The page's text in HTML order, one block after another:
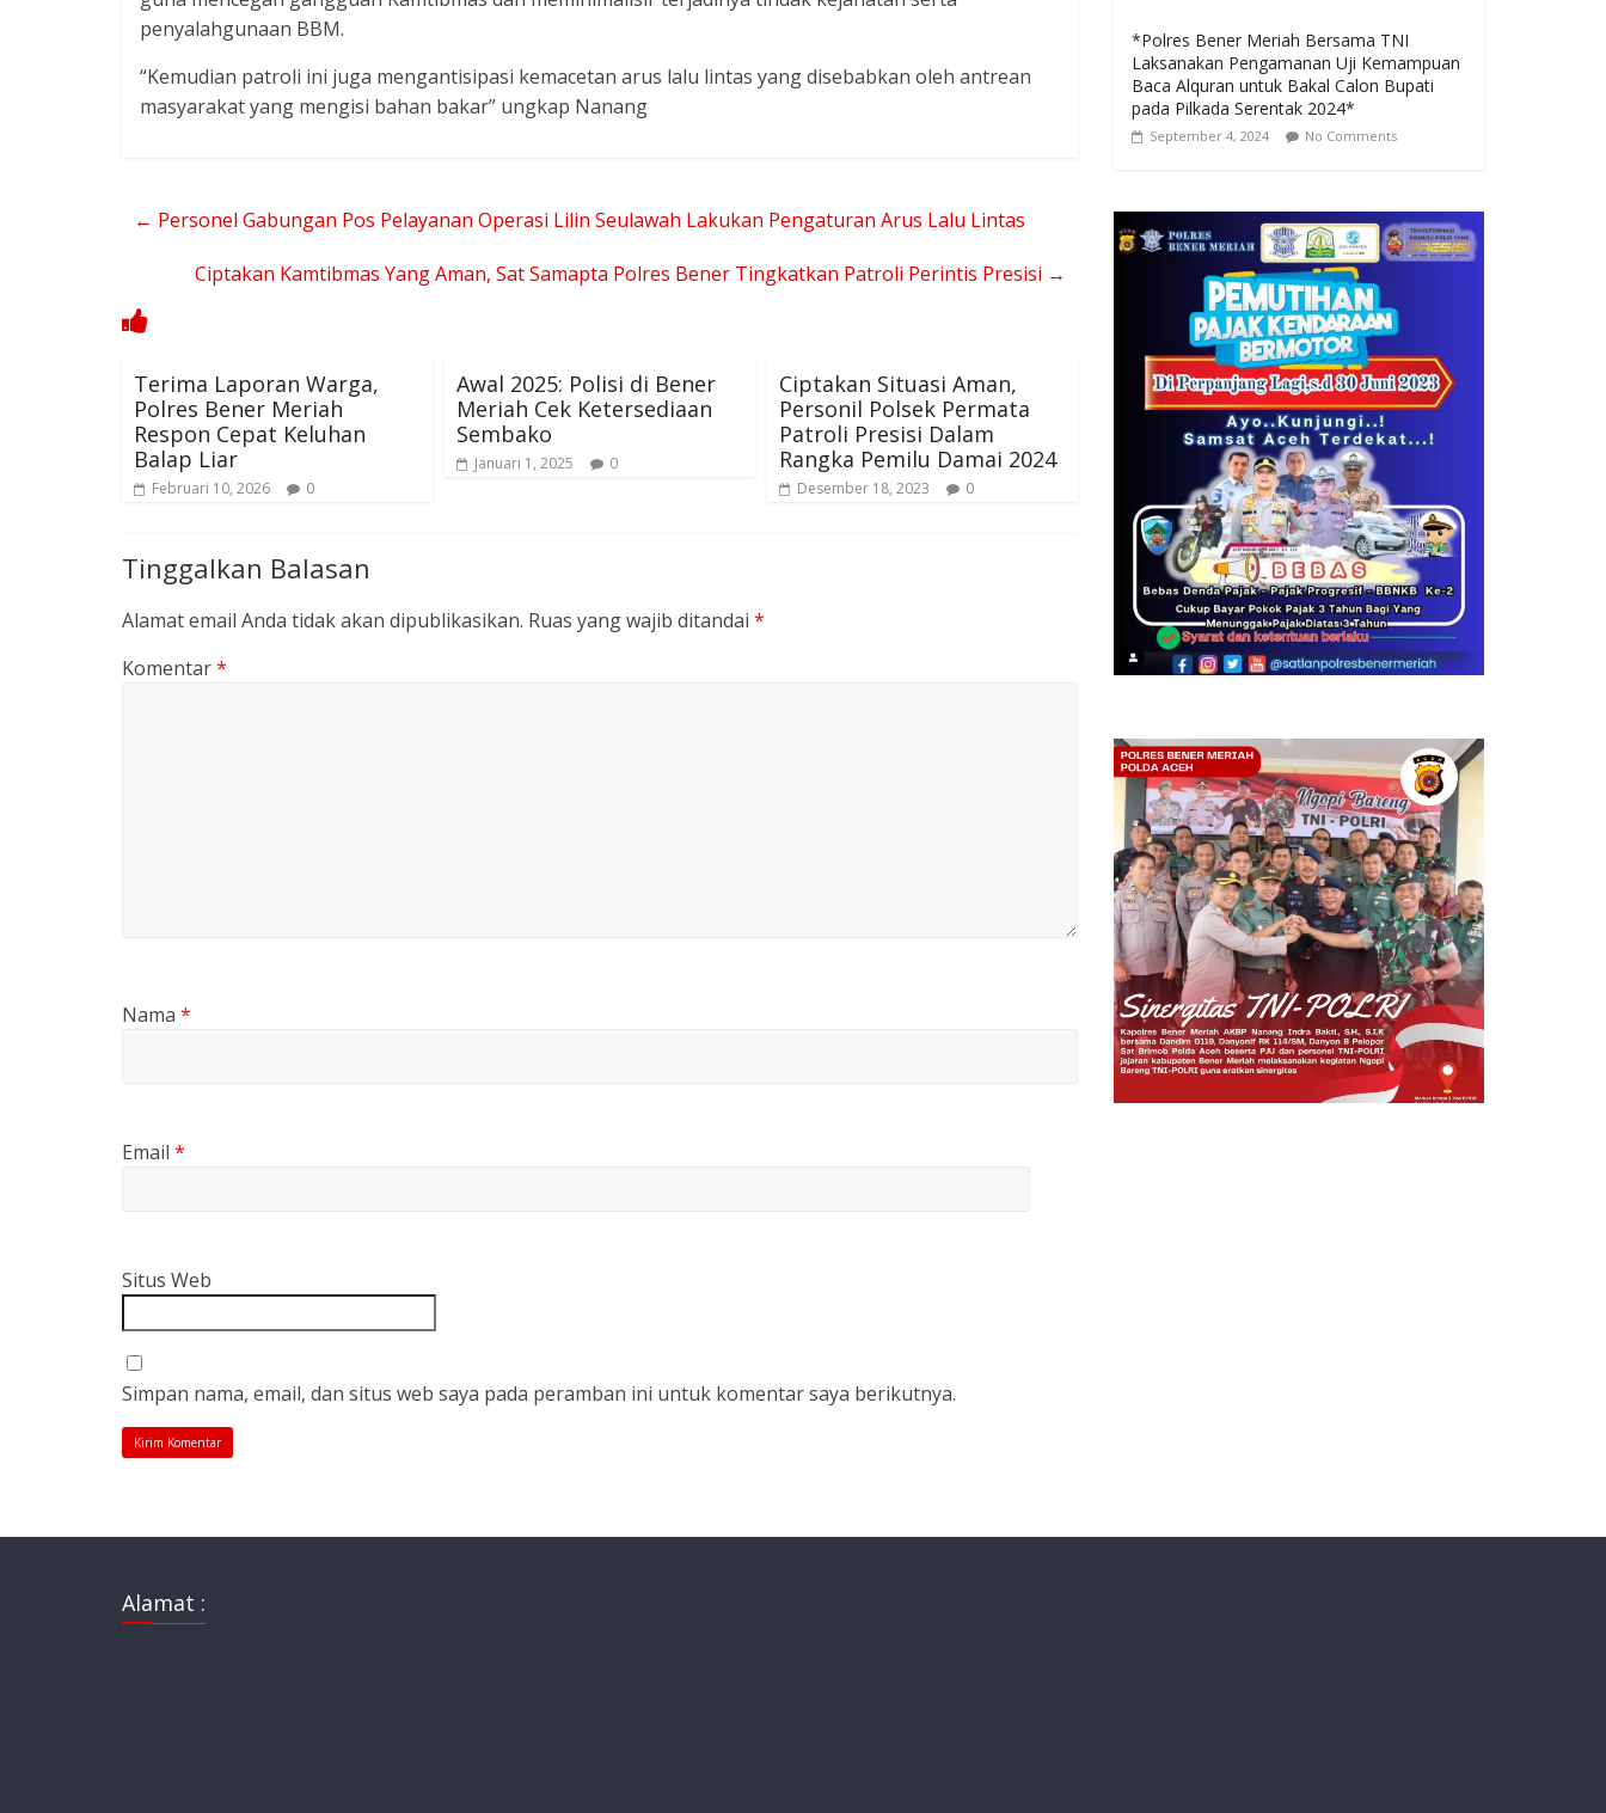
penyalahgunaan BBM.
“Kemudian patroli ini juga mengantisipasi kemacetan arus lalu lintas yang disebabkan oleh antrean
masyarakat yang mengisi bahan bakar” ungkap Nanang
← Personel Gabungan Pos Pelayanan Operasi Lilin Seulawah Lakukan Pengaturan Arus Lalu Lintas
Ciptakan Kamtibmas Yang Aman, Sat Samapta Polres Bener Tingkatkan Patroli Perintis Presisi →
Terima Laporan Warga,
Polres Bener Meriah
Respon Cepat Keluhan
Balap Liar
Februari 10, 2026 0
Awal 2025: Polisi di Bener
Meriah Cek Ketersediaan
Sembako
Januari 1, 2025 0
Ciptakan Situasi Aman,
Personil Polsek Permata
Patroli Presisi Dalam
Rangka Pemilu Damai 2024
Desember 18, 2023 0
Tinggalkan Balasan
Alamat email Anda tidak akan dipublikasikan. Ruas yang wajib ditandai *
Komentar*
Nama *
Email *
Situs Web
Simpan nama, email, dan situs web saya pada peramban ini untuk komentar saya berikutnya.
*Polres Bener Meriah Bersama TNI
Laksanakan Pengamanan Uji Kemampuan
Baca Alquran untuk Bakal Calon Bupati
pada Pilkada Serentak 2024*
September 4, 2024 No Comments
Alamat :